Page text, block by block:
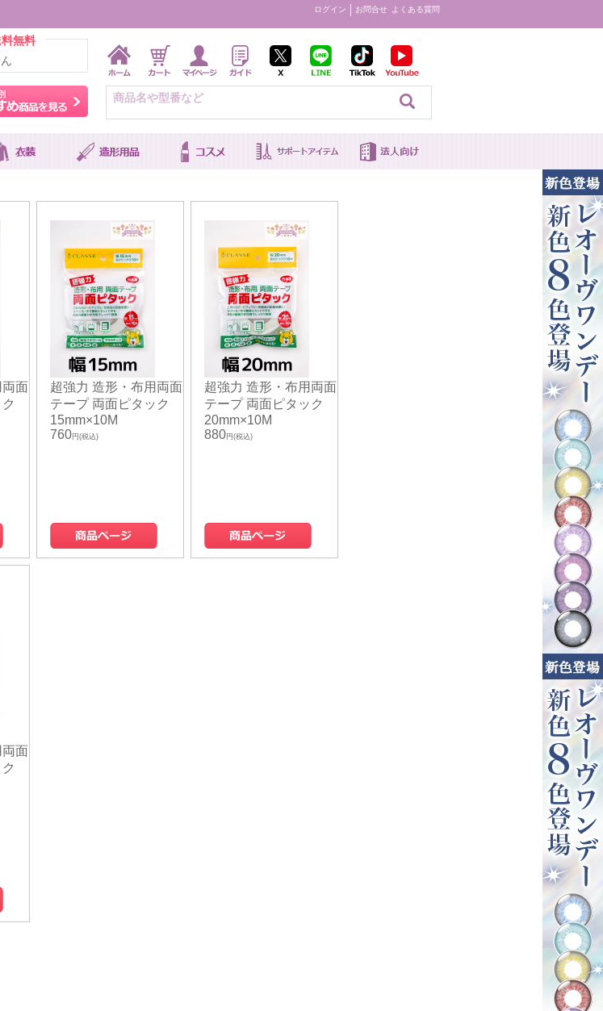
ログイン お問合せ よくある質問
無料
ラーから探す キャラ別おすすめ商品を見る
両面
超強力 造形・布用両面
テープ 両面ピタック
15mm×10M
760円(税込)
超強力 造形・布用両面
テープ 両面ピタック
20mm×10M
880円(税込)
両面